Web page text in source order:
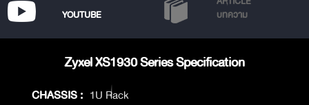
YOUTUBE
บทความ
Zyxel XS1930 Series Specification
CHASSIS : 1U Rack